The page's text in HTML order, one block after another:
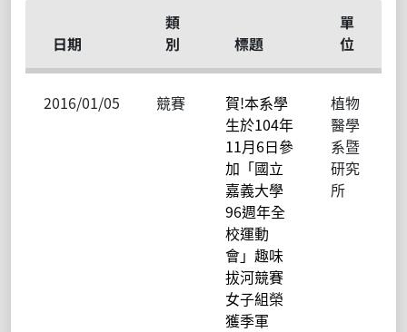
日期
類
別
標題
單
位
2016/01/05 競賽
賀!本系學
生於104年
11月6日參
加「國立
嘉義大學
96週年全
校運動
會」趣味
拔河競賽
女子組榮
獲季軍
植物
醫學
系暨
研究
所